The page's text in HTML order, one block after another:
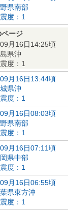
県南部
度：1
ージ
月16日14:25頃
県沖
度：1
月16日13:44頃
県沖
度：1
月16日08:03頃
県南部
度：1
月16日07:11頃
県中部
度：1
月16日06:55頃
県東方沖
度：1